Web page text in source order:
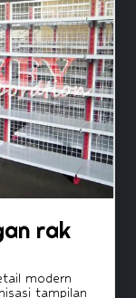
rak
modern
tampilan